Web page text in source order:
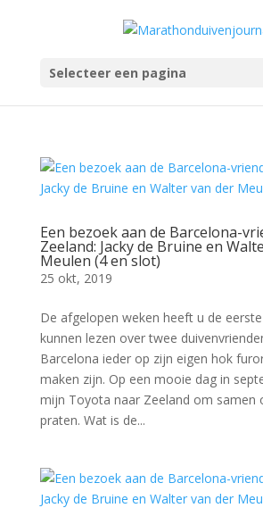
Selecteer een pagina
Een bezoek aan de Barcelona-
Zeeland: Jacky de Bruine en
Meulen (4 en slot)
25 okt, 2019
De afgelopen weken heeft u de
kunnen lezen over twee
Barcelona ieder op zijn eigen hok
maken zijn. Op een mooie dag in
mijn Toyota naar Zeeland om samen
praten. Wat is de...